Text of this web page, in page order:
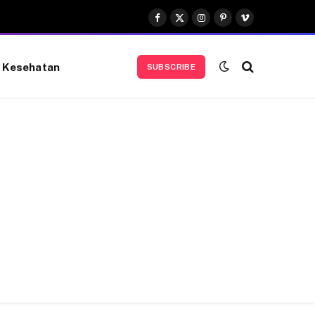
Facebook
X
(Twitter)
Instagram
Pinterest
Vimeo
Kesehatan SUBSCRIBE